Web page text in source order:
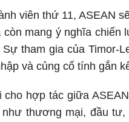
viên thứ 11, ASEAN
mang ý nghĩa chiến
tham gia của Timor-
và củng cố tính gắn
hợp tác giữa
thương mại, đầu